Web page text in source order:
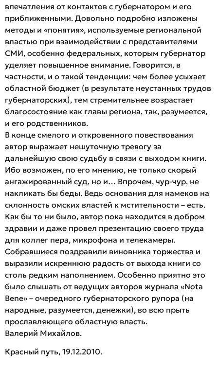
впечатления от контактов с губернатором и его
приближенными. Довольно подробно изложены
методы и «понятия», используемые региональной
властью при взаимодействии с представителями
СМИ, особенно федеральных, которым губернатор
уделяет повышенное внимание. Говорится, в
частности, и о такой тенденции: чем более усыхает
областной бюджет (в результате неустанных трудов
губернаторских), тем стремительнее возрастает
благосостояние как главы региона, так, разумеется,
и его родственников.
В конце смелого и откровенного повествования
автор выражает нешуточную тревогу за
дальнейшую свою судьбу в связи с выходом книги.
Ибо возможен, по его мнению, не только скорый
ангажированный суд, но и… Впрочем, чур-чур, не
накликать бы беды. Ведь основания для намеков на
склонность омских властей к мстительности – есть.
Как бы то ни было, автор пока находится в добром
здравии и даже провел презентацию своего труда
для коллег пера, микрофона и телекамеры.
Собравшиеся поздравили виновника торжества и
выразили искреннюю радость от выхода книги со
столь редким наполнением. Особенно приятно это
было слышать от ведущих авторов журнала «Nota
Bene» – очередного губернаторского рупора (на
народные, разумеется, денежки), во всю прыть
прославляющего областную власть.
Валерий Михайлов.
Красный путь, 19.12.2010.